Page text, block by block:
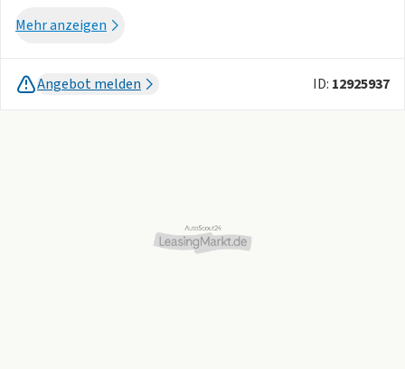
Ein Arval Re-Lease Fahrzeug ist ein professionell geprüftes
Gebrauchsspuren können jedoch bestehen bleiben, sofern
sie die Sicherheit, Funktionsfähigkeit oder gewöhnliche
Mehr anzeigen
Angebot melden ID: 12925937